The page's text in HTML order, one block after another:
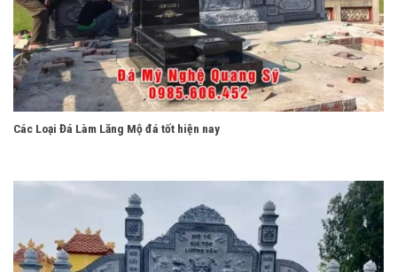
Các Loại Đá Làm Lăng Mộ đá tốt hiện nay